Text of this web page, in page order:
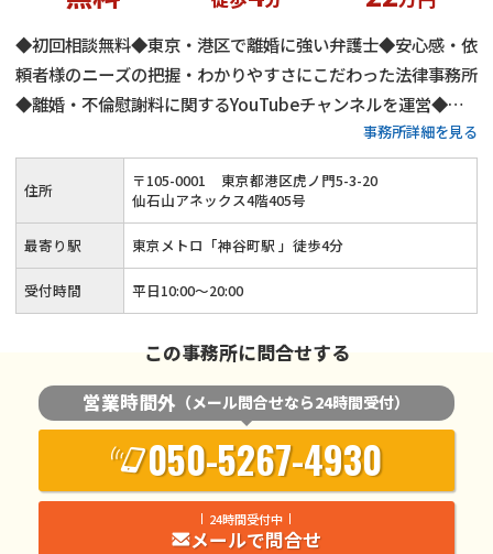
◆初回相談無料◆東京・港区で離婚に強い弁護士◆安心感・依
頼者様のニーズの把握・わかりやすさにこだわった法律事務所
◆離婚・不倫慰謝料に関するYouTubeチャンネルを運営◆不
事務所詳細を見る
住所 〒105-0001
東京都港区虎ノ門5-3-20
仙石山アネックス4階405号
最寄り駅 東京メトロ「神谷町駅 」徒歩4分
受付時間 平日10:00～20:00
この事務所に問合せする
営業時間外 （メール問合せなら24時間受付）
050-5267-4930
24時間受付中
メールで問合せ